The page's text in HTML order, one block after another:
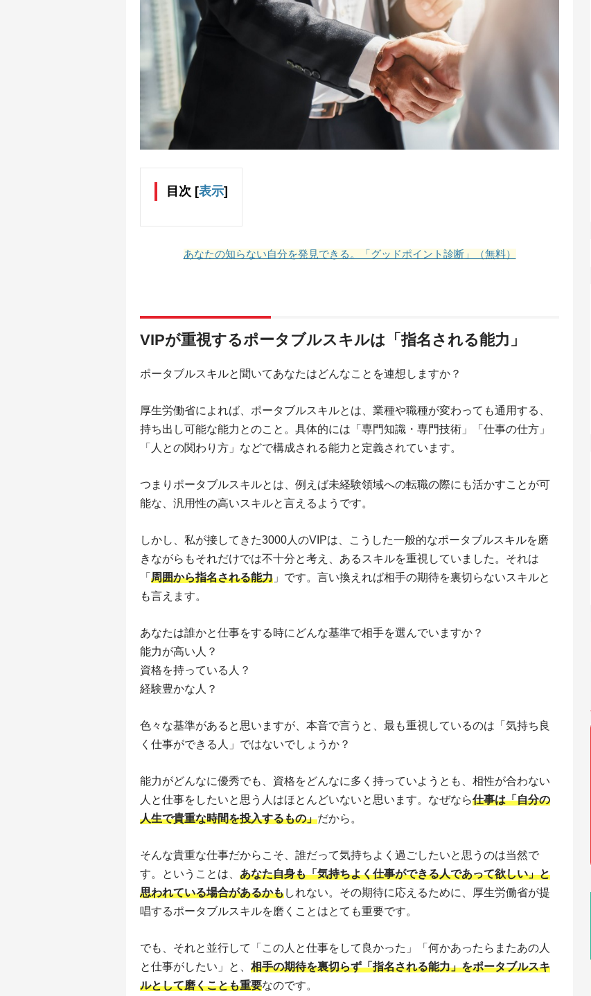
目次 [表示]
あなたの知らない自分を発見できる。「グッドポイント診断」（無料）
VIPが重視するポータブルスキルは「指名される能力」
ポータブルスキルと聞いてあなたはどんなことを連想しますか？
厚生労働省によれば、ポータブルスキルとは、業種や職種が変わっても通用する、
持ち出し可能な能力とのこと。具体的には「専門知識・専門技術」「仕事の仕方」
「人との関わり方」などで構成される能力と定義されています。
つまりポータブルスキルとは、例えば未経験領域への転職の際にも活かすことが可
能な、汎用性の高いスキルと言えるようです。
しかし、私が接してきた3000人のVIPは、こうした一般的なポータブルスキルを磨
きながらもそれだけでは不十分と考え、あるスキルを重視していました。それは
「 周囲から指名される能力 」です。言い換えれば相手の期待を裏切らないスキルと
も言えます。
あなたは誰かと仕事をする時にどんな基準で相手を選んでいますか？
能力が高い人？
資格を持っている人？
経験豊かな人？
色々な基準があると思いますが、本音で言うと、最も重視しているのは「気持ち良
く仕事ができる人」ではないでしょうか？
能力がどんなに優秀でも、資格をどんなに多く持っていようとも、相性が合わない
人と仕事をしたいと思う人はほとんどいないと思います。なぜなら仕事は「自分の
人生で貴重な時間を投入するもの」だから。
そんな貴重な仕事だからこそ、誰だって気持ちよく過ごしたいと思うのは当然で
す。ということは、 あなた自身も「気持ちよく仕事ができる人であって欲しい」と
思われている場合があるかもしれない。その期待に応えるために、厚生労働省が提
唱するポータブルスキルを磨くことはとても重要です。
でも、それと並行して「この人と仕事をして良かった」「何かあったらまたあの人
と仕事がしたい」と、 相手の期待を裏切らず「指名される能力」をポータブルスキ
ルとして磨くことも重要なのです。